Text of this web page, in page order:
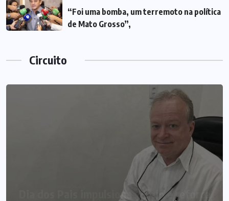
“Foi uma bomba, um terremoto na política
de Mato Grosso”,
Circuito